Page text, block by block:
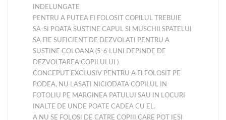
INDELUNGATE
PENTRU A PUTEA FI FOLOSIT COPILUL TREBUIE
SA-SI POATA SUSTINE CAPUL SI MUSCHII SPATELUI
SA FIE SUFICIENT DE DEZVOLATI PENTRU A
SUSTINE COLOANA (5-6 LUNI DEPINDE DE
DEZVOLTAREA COPILULUI )
CONCEPUT EXCLUSIV PENTRU A FI FOLOSIT PE
PODEA, NU LASATI NICIODATA COPILUL IN
FOTOLIU PE MARGINEA PATULUI SAU IN LOCURI
INALTE DE UNDE POATE CADEA CU EL.
A NU SE FOLOSI DE CATRE COPIII CARE POT IESI